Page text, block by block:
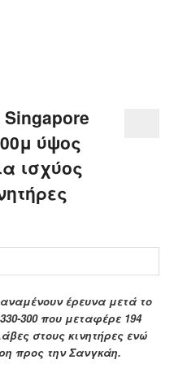
ύψος
ισχύος
έρευνα μετά το
300 που μεταφέρε 194
στους κινητήρες ενώ
προς την Σανγκάη.